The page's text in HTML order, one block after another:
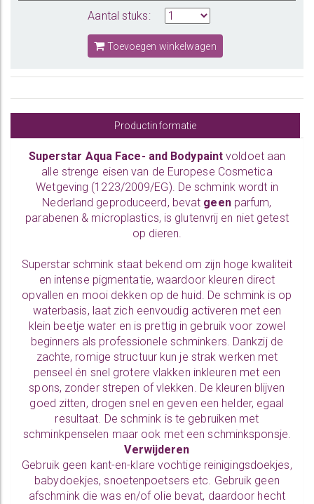
Aantal stuks:
Toevoegen winkelwagen
Productinformatie
Superstar Aqua Face- and Bodypaintvoldoet aan
alle strenge eisen van de Europese Cosmetica
Wetgeving (1223/2009/EG). De schmink wordt in
Nederland geproduceerd, bevat geenparfum,
parabenen & microplastics, is glutenvrij en niet getest
op dieren.
Superstar schmink staat bekend om zijn hoge kwaliteit
en intense pigmentatie, waardoor kleuren direct
opvallen en mooi dekken op de huid. De schmink is op
waterbasis, laat zich eenvoudig activeren met een
klein beetje water en is prettig in gebruik voor zowel
beginners als professionele schminkers. Dankzij de
zachte, romige structuur kun je strak werken met
penseel én snel grotere vlakken inkleuren met een
spons, zonder strepen of vlekken. De kleuren blijven
goed zitten, drogen snel en geven een helder, egaal
resultaat. De schmink is te gebruiken met
schminkpenselen maar ook met eenschminksponsje.
Verwijderen
Gebruik geen kant-en-klare vochtige reinigingsdoekjes,
babydoekjes, snoetenpoetsers etc. Gebruik geen
afschmink die was en/of olie bevat, daardoor hecht